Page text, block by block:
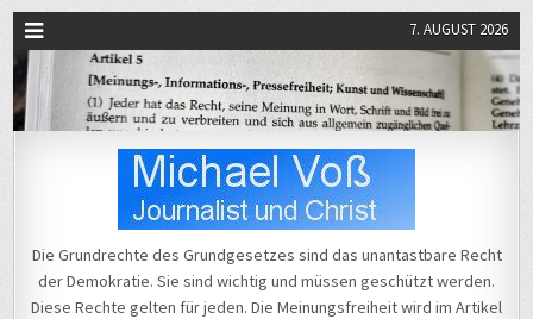
7. AUGUST 2026
Michael Voß
Die Grundrechte des Grundgesetzes sind das unantastbare Recht
der Demokratie. Sie sind wichtig und müssen geschützt werden.
Diese Rechte gelten für jeden. Die Meinungsfreiheit wird im Artikel